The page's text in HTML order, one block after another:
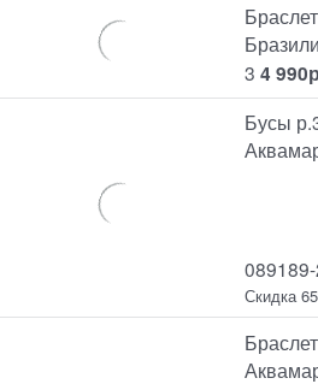
3 4 990
Бусы
Скидка